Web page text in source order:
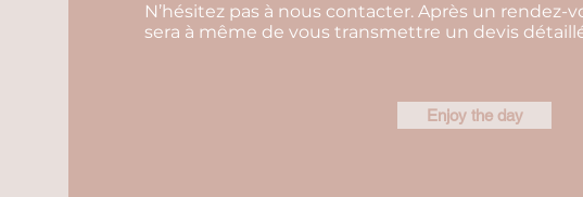
N’hésitez pas à nous contacter. Après un rendez-
sera à même de vous transmettre un devis
Enjoy the day